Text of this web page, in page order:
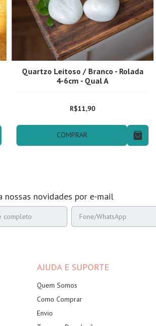
Quartzo Leitoso / Branco - Rolada
4-6cm - Qual A
R$11,90
COMPRAR
nossas novidades por e-mail
AJUDA E SUPORTE
Quem Somos
Como Comprar
Envio